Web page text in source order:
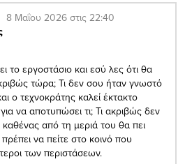
8 Μαΐου 2026 στις 22:40
το εργοστάσιο και εσύ λες ότι θα
τώρα; Τι δεν σου ήταν γνωστό
ο τεχνοκράτης καλεί έκτακτο
να αποτυπώσει τι; Τι ακριβώς δεν
από τη μεριά του θα πει
να πείτε στο κοινό που
των περιστάσεων.